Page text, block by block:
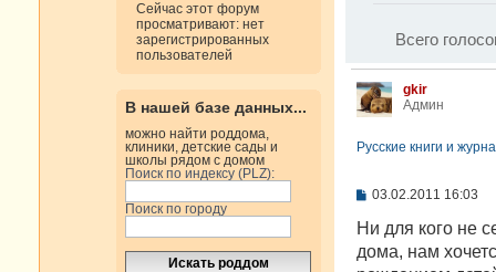
Сейчас этот форум
просматривают: нет
зарегистрированных
пользователей
В нашей базе данных...
можно найти роддома,
клиники, детские сады и
школы рядом с домом
Поиск по индексу (PLZ):
Поиск по городу
Всего
gkir
Админ
Русские книги и
С
о
щ
03.02.2011 16:03
Ни для кого не
дома, нам